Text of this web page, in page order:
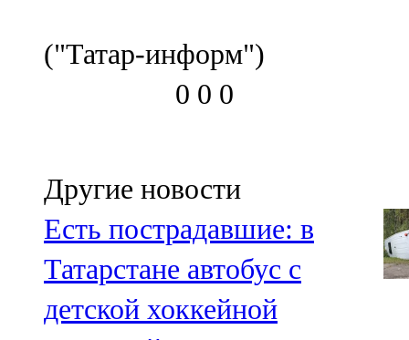
("Татар-информ")
0 0 0
Другие новости
Есть пострадавшие: в
Татарстане автобус с
детской хоккейной